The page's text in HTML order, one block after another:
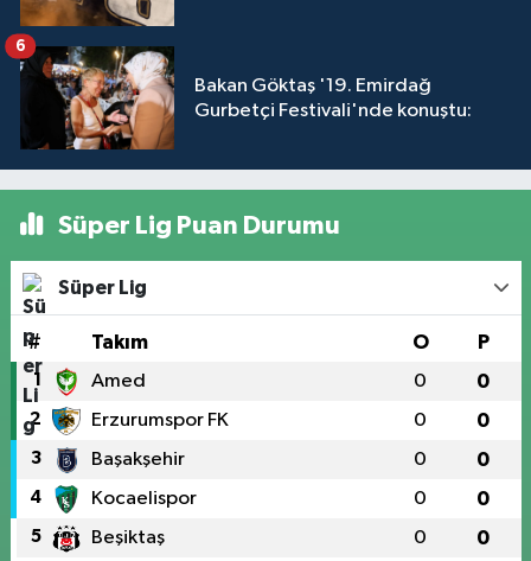
Bakan Göktaş '19. Emirdağ
Gurbetçi Festivali'nde konuştu:
6
Süper Lig Puan Durumu
Süper Lig
# Takım O P
1 Amed 0 0
2 Erzurumspor FK 0 0
3 Başakşehir 0 0
4 Kocaelispor 0 0
5 Beşiktaş 0 0